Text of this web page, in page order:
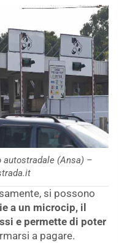
autostradale (Ansa) –
si possono
a un microcip, il
e permette di poter
a pagare.